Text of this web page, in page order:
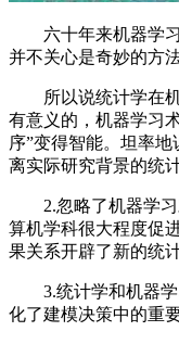
六十年来机器学习
并不关心是奇妙的方
所以说统计学在机
有意义的，机器学习
序”变得智能。坦率
离实际研究背景的统
2.忽略了机器学习
算机学科很大程度促
果关系开辟了新的统
3.统计学和机器学
化了建模决策中的重